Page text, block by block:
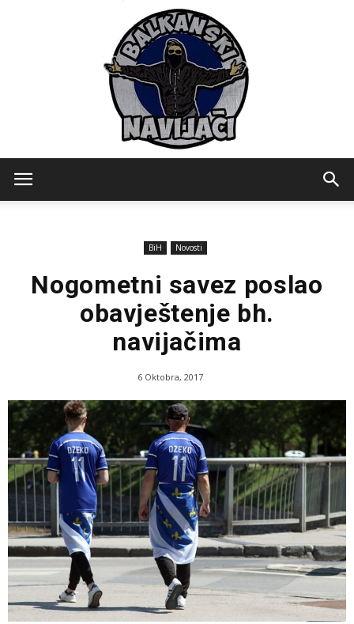
BiH Novosti
Nogometni savez poslao
obavještenje bh.
navijačima
6 Oktobra, 2017